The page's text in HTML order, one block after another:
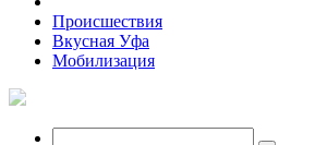
Происшествия
Вкусная Уфа
Мобилизация